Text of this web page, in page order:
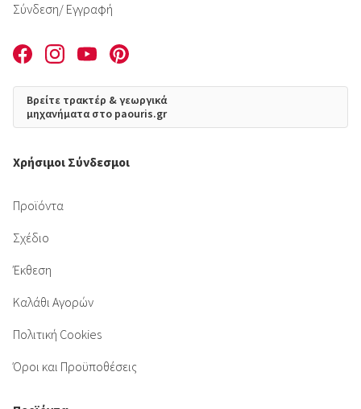
Σύνδεση/ Εγγραφή
Βρείτε τρακτέρ & γεωργικά
μηχανήματα στο paouris.gr
Χρήσιμοι Σύνδεσμοι
Προϊόντα
Σχέδιο
Έκθεση
Καλάθι Αγορών
Πολιτική Cookies
Όροι και Προϋποθέσεις